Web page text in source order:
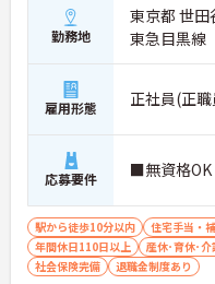
勤務地
東京都 世
東急目黒線
雇用形態 正社員(正
応募要件 ■無資格OK
駅から徒歩10分以内 住宅手当・
年間休日110日以上
産休･育休･
社会保険完備
退職金制度あり